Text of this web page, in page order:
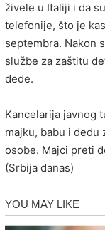
živele u Italiji i da
telefonije, što je
septembra. Nakon
službe za zaštitu
dede.
Kancelarija javnog
majku, babu i dedu
osobe. Majci preti
(Srbija danas)